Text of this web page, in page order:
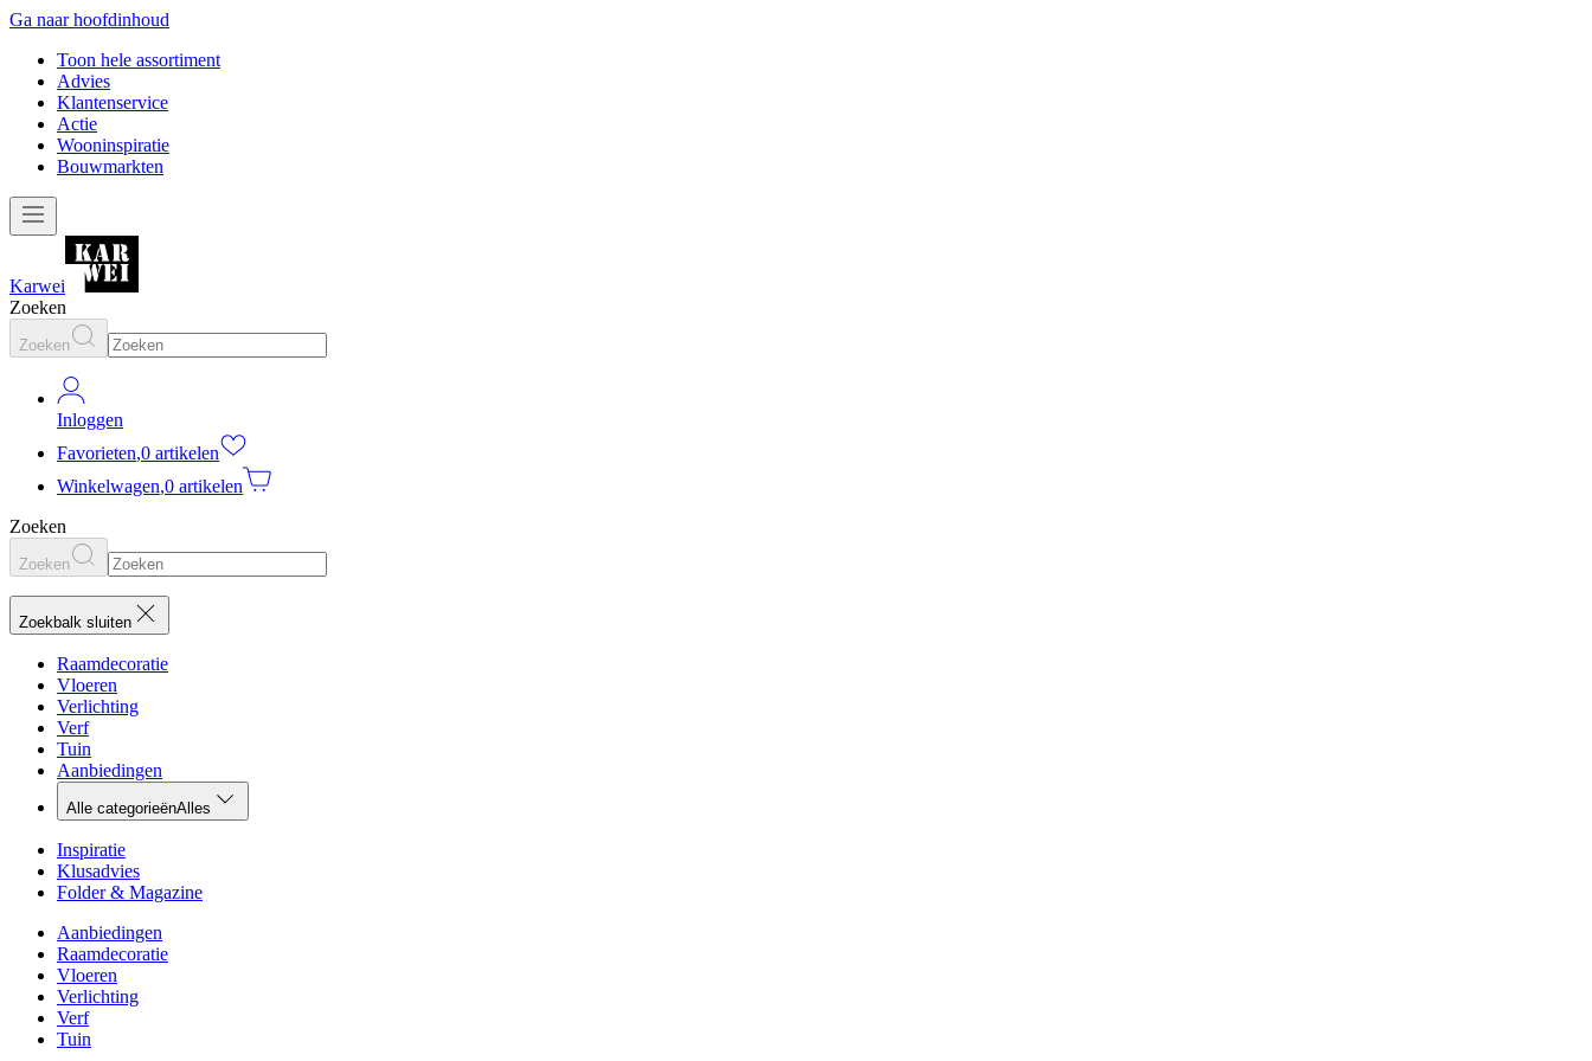
Ga naar hoofdinhoud
Toon hele assortiment
Advies
Klantenservice
Actie
Wooninspiratie
Bouwmarkten
Karwei
Zoeken
Zoeken
Inloggen
Favorieten,0 artikelen
Winkelwagen,0 artikelen
Zoeken
Zoeken
Zoekbalk sluiten
Raamdecoratie
Vloeren
Verlichting
Verf
Tuin
Aanbiedingen
Alle categorieënAlles
Inspiratie
Klusadvies
Folder & Magazine
Aanbiedingen
Raamdecoratie
Vloeren
Verlichting
Verf
Tuin